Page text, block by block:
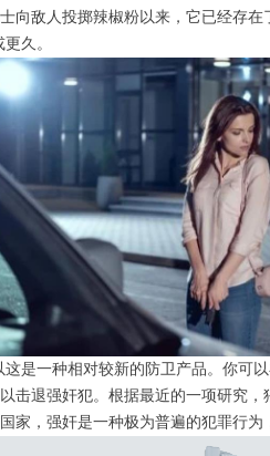
向敌人投掷辣椒粉以来，它已经存
久。
是一种相对较新的防卫产品。你可
击退强奸犯。根据最近的一项研究
，强奸是一种极为普遍的犯罪行为